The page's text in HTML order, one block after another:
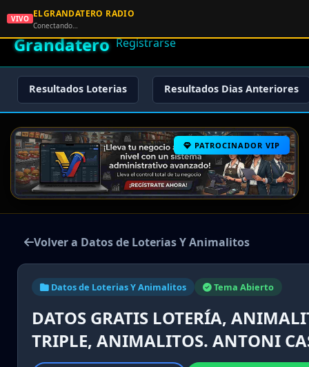
🌟 El
Grandatero Registrarse
Resultados Loterias Resultados Dias Anteriores
PATROCINADOR VIP
Volver a Datos de Loterias Y Animalitos
Datos de Loterias Y Animalitos Tema Abierto
DATOS GRATIS LOTERÍA,
TRIPLE, ANIMALITOS. ANTONI
VIVO ELGRANDATERO RADIO
Conectando…